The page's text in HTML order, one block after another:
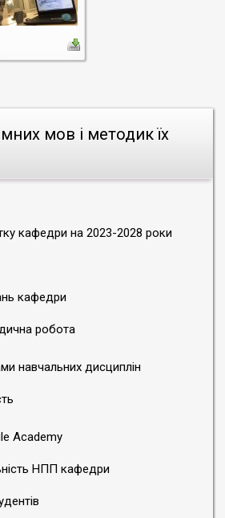
мов і методик їх
кафедри на 2023-2028 роки
кафедри
робота
навчальних дисциплін
Academy
НПП кафедри